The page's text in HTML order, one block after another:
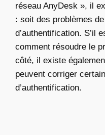
réseau AnyDesk », il
: soit des problèmes
d’authentification. S’il
comment résoudre le
côté, il existe
peuvent corriger
d’authentification.